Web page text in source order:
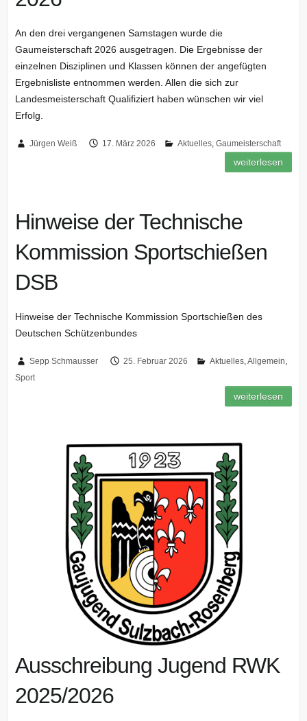
An den drei vergangenen Samstagen wurde die
Gaumeisterschaft 2026 ausgetragen. Die Ergebnisse der
einzelnen Disziplinen und Klassen können der angefügten
Ergebnisliste entnommen werden. Allen die sich zur
Landesmeisterschaft Qualifiziert haben wünschen wir viel
Erfolg.
Jürgen Weiß 17. März 2026 Aktuelles, Gaumeisterschaft
weiterlesen
Hinweise der Technische
Kommission Sportschießen
DSB
Hinweise der Technische Kommission Sportschießen des
Deutschen Schützenbundes
Sepp Schmausser 25. Februar 2026 Aktuelles,Allgemein,
Sport
weiterlesen
Ausschreibung Jugend RWK
2025/2026